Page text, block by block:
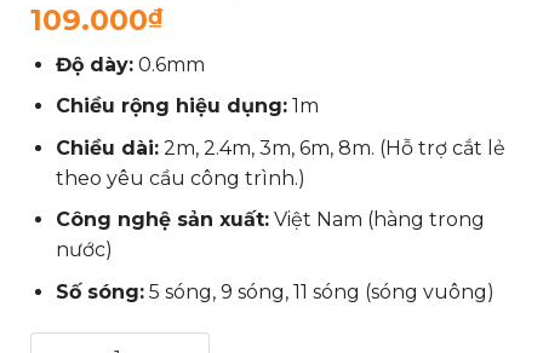
109.000₫
Độ dày:0.6mm
Chiều rộng hiệu dụng:1m
Chiều dài:2m, 2.4m, 3m, 6m, 8m. (Hỗ trợ cắt lẻ
theo yêu cầu công trình.)
Công nghệ sản xuất:Việt Nam (hàng trong
nước)
Số sóng:5 sóng, 9 sóng, 11 sóng (sóng vuông)